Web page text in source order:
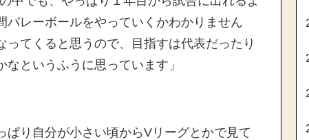
バレーボールをやっていくかわかりません
てくると思うので、目指すは代表だったり
というふうに思っています」
ぱり自分が小さい頃からVリーグとかで見て